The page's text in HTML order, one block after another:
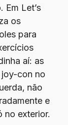
Em Let’s
os
para
aí: as
con no
não
e
no exterior.